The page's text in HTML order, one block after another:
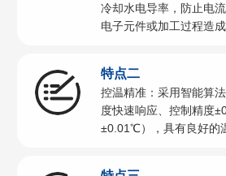
冷却水电导率，防止电
电子元件或加工过程造成
特点二
控温精准：采用智能算
度快速响应、控制精度
±0.01℃），具有良好的